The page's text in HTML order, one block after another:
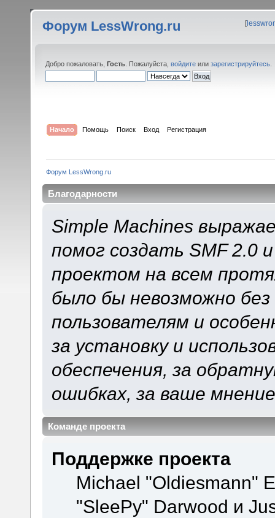
Форум LessWrong.ru [
Добро пожаловать, Гость . Пожалуйста, войдите или зарегистрируйтесь
Начало Помощь Поиск Вход Регистрация
Форум LessWrong.ru
Благодарности
Simple Machines
помог создать SMF 2.0
проектом на всем
было бы невозможно
пользователям и
за установку и
обеспечения, за
ошибках, за ваше
Команде проекта
Поддержке проекта
Michael "Oldiesmann"
"SleePy" Darwood и